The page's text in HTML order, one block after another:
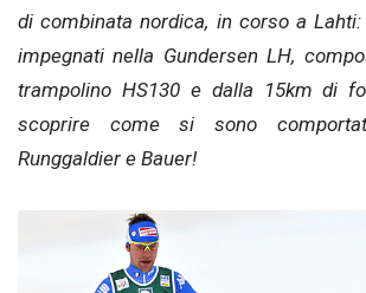
di combinata nordica, in corso a
impegnati nella Gundersen LH,
trampolino HS130 e dalla 15km di
scoprire come si sono
Runggaldier e Bauer!